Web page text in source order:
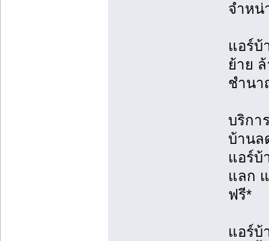
จำหน่
แอร์บ้
ย้าย
ชำนา
บริกา
บ้านล
แอร์บ้
แลก
ฟรี*
แอร์บ้